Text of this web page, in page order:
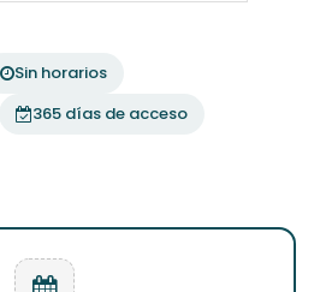
Sin horarios
365 días de acceso